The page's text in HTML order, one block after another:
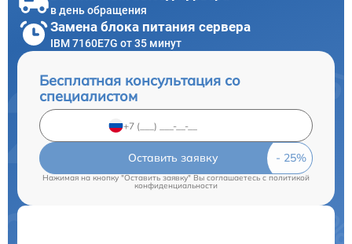
в день обращения
Замена блока питания сервера
IBM 7160E7G от 35 минут
Бесплатная консультация со
специалистом
Оставить заявку
Нажимая на кнопку "Оставить заявку" Вы соглашаетесь c политикой
конфиденциальности